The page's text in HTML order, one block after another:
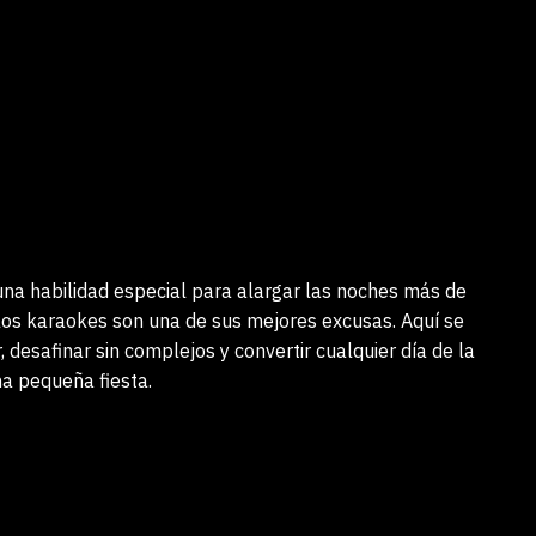
habilidad especial para alargar las noches más de
karaokes son una de sus mejores excusas. Aquí se
desafinar sin complejos y convertir cualquier día de la
pequeña fiesta.